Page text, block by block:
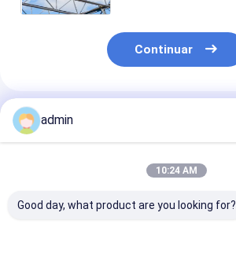
Continuar
Productos Recomendados
admin
10:24 AM
Good day, what product are you looking for?